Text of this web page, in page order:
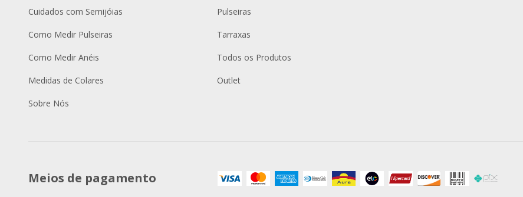
Cuidados com Semijóias
Como Medir Pulseiras
Como Medir Anéis
Medidas de Colares
Sobre Nós
Pulseiras
Tarraxas
Todos os Produtos
Outlet
Meios de pagamento